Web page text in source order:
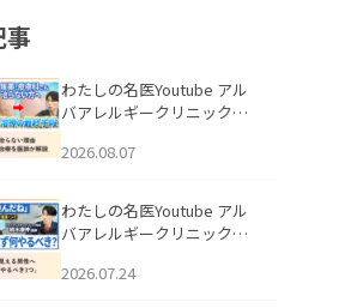
事
わたしの名医Youtube アル
バアレルギークリニック札
らない理由｜繰り返す人が
説」を公開いたしました。
2026.08.07
わたしの名医Youtube アル
バアレルギークリニック札
える男性へ｜医師が教える
2026.07.24